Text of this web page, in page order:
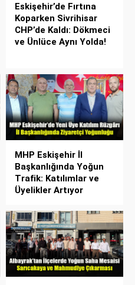
Eskişehir’de Fırtına
Koparken Sivrihisar
CHP’de Kaldı: Dökmeci
ve Ünlüce Aynı Yolda!
MHP Eskişehir İl
Başkanlığında Yoğun
Trafik: Katılımlar ve
Üyelikler Artıyor